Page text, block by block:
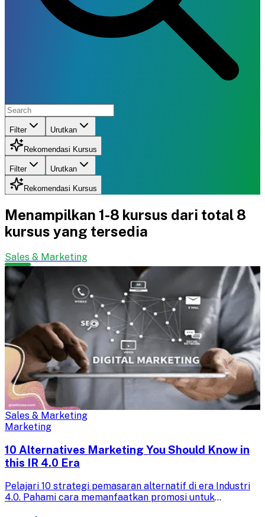
Filter Urutkan
Rekomendasi Kursus
Filter Urutkan
Rekomendasi Kursus
Menampilkan 1-8 kursus dari total 8
kursus yang tersedia
Sales & Marketing
Sales & Marketing
Marketing
10 Alternatives Marketing You Should Know in
this IR 4.0 Era
Pelajari 10 strategi pemasaran alternatif di era Industri
4.0. Pahami cara memanfaatkan promosi untuk